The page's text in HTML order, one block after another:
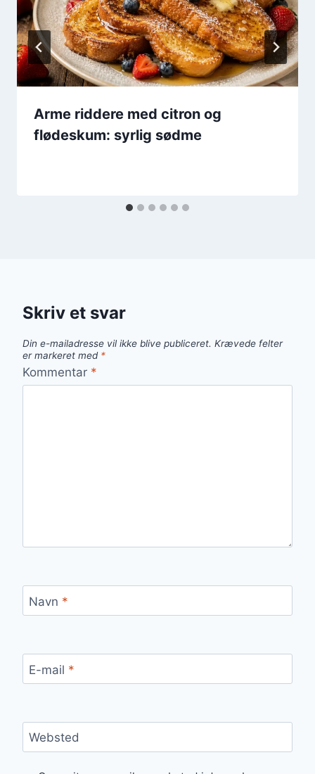
Arme riddere med citron og
flødeskum: syrlig sødme
Skriv et svar
Din e-mailadresse vil ikke blive publiceret. Krævede felter
er markeret med *
Kommentar *
Navn *
E-mail *
Websted